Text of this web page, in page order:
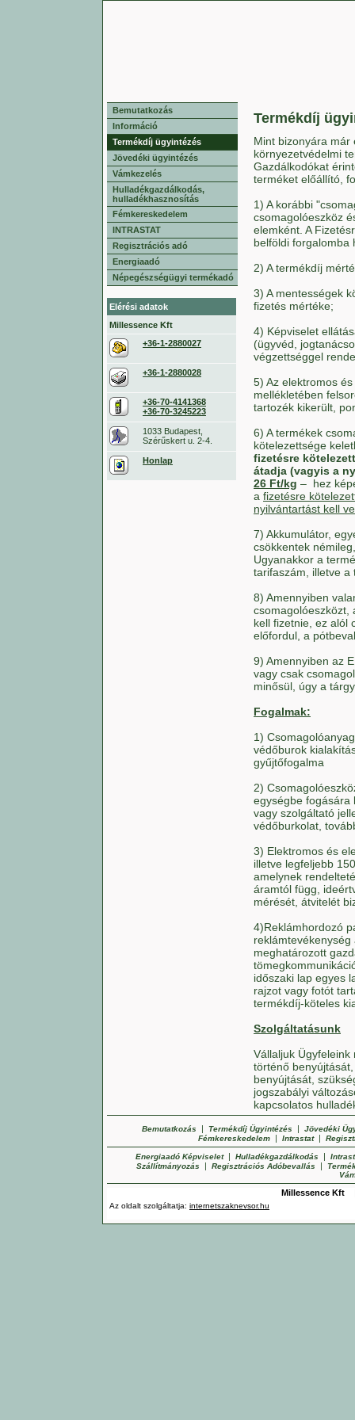
Bemutatkozás
Információ
Termékdíj ügyintézés
Jövedéki ügyintézés
Vámkezelés
Hulladékgazdálkodás,
hulladékhasznosítás
Fémkereskedelem
INTRASTAT
Regisztrációs adó
Energiaadó
Népegészségügyi termékadó
Elérési adatok
Millessence Kft
+36-1-2880027
+36-1-2880028
+36-70-4141368
+36-70-3245223
1033 Budapest,
Szérűskert u. 2-4.
Honlap
Termékdíj
Mint bizonyára már
környezetvédelmi
Gazdálkodókat
terméket előállító,
1) A korábbi
csomagolóeszköz
elemként. A
belföldi forgalomba
2) A termékdíj
3) A mentességek
fizetés mértéke;
4) Képviselet
(ügyvéd,
végzettséggel
5) Az elektromos
mellékletében
tartozék kikerült,
6) A termékek
kötelezettsége
fizetésre
átadja (vagyis a
26 Ft/kg – hez
a fizetésre
nyilvántartást kell
7) Akkumulátor,
csökkentek
Ugyanakkor a
tarifaszám, illetve a
8) Amennyiben
csomagolóeszközt,
kell fizetnie, ez alól
előfordul, a
9) Amennyiben az
vagy csak
minősül, úgy a
Fogalmak:
1)
védőburok
gyűjtőfogalma
2)
egységbe fogására
vagy szolgáltató
védőburkolat,
3) Elektromos és
illetve legfeljebb
amelynek
áramtól függ,
mérését, átvitelét
4)Reklámhordozó
meghatározott
időszaki lap egyes
rajzot vagy fotót
termékdíj-köteles
Szolgáltatásunk
Vállaljuk
történő
benyújtását,
jogszabályi
kapcsolatos
Bemutatkozás | Termékdíj Ügyintézés | Jövedéki
Fémkereskedelem| Intrastat|
Energiaadó Képviselet| Hulladékgazdálkodás |
Szállítmányozás
| Regisztrációs Adóbevallás |
Millessence Kft
Az oldalt szolgáltatja: internetszaknevsor.hu